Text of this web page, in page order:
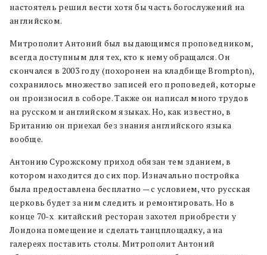
настоятель решил вести хотя бы часть богослужений на
английском.
Митрополит Антоний был выдающимся проповедником,
всегда доступным для тех, кто к нему обращался. Он
скончался в 2003 году (похоронен на кладбище Brompton),
сохранилось множество записей его проповедей, которые
он произносил в соборе. Также он написал много трудов
на русском и английском языках. Но, как известно, в
Британию он приехал без знания английского языка
вообще.
Антонию Сурожскому приход обязан тем зданием, в
котором находится до сих пор. Изначально постройка
была предоставлена бесплатно — с условием, что русская
церковь будет за ним следить и ремонтировать. Но в
конце 70-х китайский ресторан захотел приобрести у
Лондона помещение и сделать танцплощадку, а на
галереях поставить столы. Митрополит Антоний